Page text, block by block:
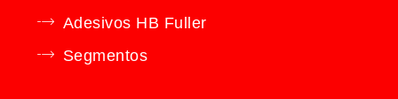
Adesivos HB Fuller
Segmentos